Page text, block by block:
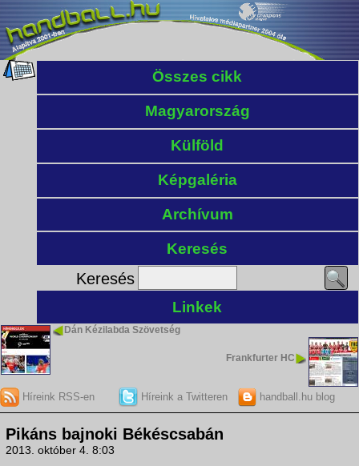
Összes cikk
Magyarország
Külföld
Képgaléria
Archívum
Keresés
Keresés
Linkek
Dán Kézilabda Szövetség
Frankfurter HC
Híreink RSS-en Híreink a Twitteren handball.hu blog
Pikáns bajnoki Békéscsabán
2013. október 4. 8:03